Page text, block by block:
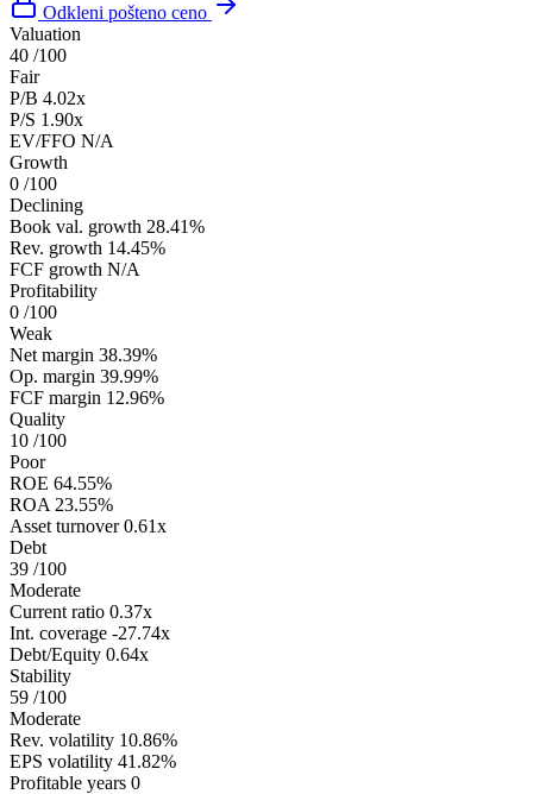
Odkleni pošteno ceno
Valuation
40 /100
Fair
P/B 4.02x
P/S 1.90x
EV/FFO N/A
Growth
0 /100
Declining
Book val. growth 28.41%
Rev. growth 14.45%
FCF growth N/A
Profitability
0 /100
Weak
Net margin 38.39%
Op. margin 39.99%
FCF margin 12.96%
Quality
10 /100
Poor
ROE 64.55%
ROA 23.55%
Asset turnover 0.61x
Debt
39 /100
Moderate
Current ratio 0.37x
Int. coverage -27.74x
Debt/Equity 0.64x
Stability
59 /100
Moderate
Rev. volatility 10.86%
EPS volatility 41.82%
Profitable years 0